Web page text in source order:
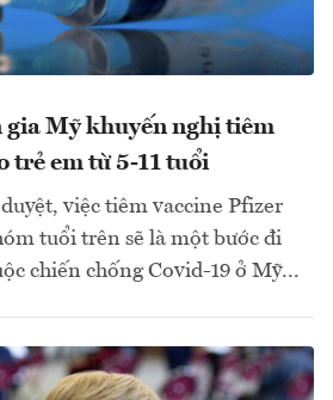
gia Mỹ khuyến nghị tiêm
trẻ em từ 5-11 tuổi
việc tiêm vaccine Pfizer
tuổi trên sẽ là một bước đi
chiến chống Covid-19 ở Mỹ...